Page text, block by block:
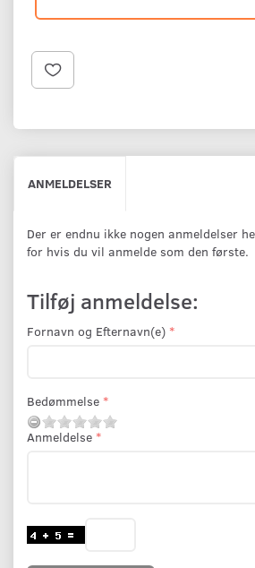
ANMELDELSER
Der er endnu ikke nogen anmeldelser
for hvis du vil anmelde som den første.
Tilføj anmeldelse:
Fornavn og Efternavn(e)
Bedømmelse
Anmeldelse